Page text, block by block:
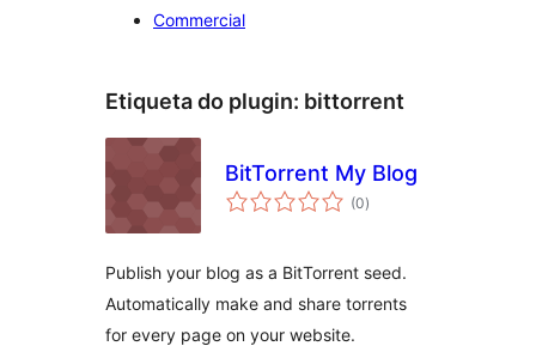
Commercial
Etiqueta do plugin: bittorrent
BitTorrent My Blog
(0valoracións
totais
)
Publish your blog as a BitTorrent seed.
Automatically make and share torrents
for every page on your website.